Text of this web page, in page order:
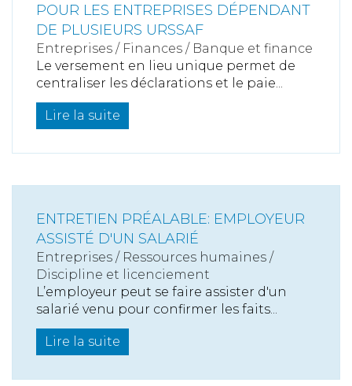
POUR LES ENTREPRISES DÉPENDANT
DE PLUSIEURS URSSAF
Entreprises / Finances / Banque et finance
Le versement en lieu unique permet de
centraliser les déclarations et le paie...
Lire la suite
ENTRETIEN PRÉALABLE: EMPLOYEUR
ASSISTÉ D'UN SALARIÉ
Entreprises / Ressources humaines /
Discipline et licenciement
L’employeur peut se faire assister d'un
salarié venu pour confirmer les faits...
Lire la suite